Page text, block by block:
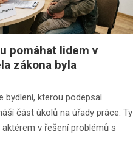
pomáhat lidem v
zákona byla
bydlení, kterou podepsal
část úkolů na úřady práce. Ty
v řešení problémů s